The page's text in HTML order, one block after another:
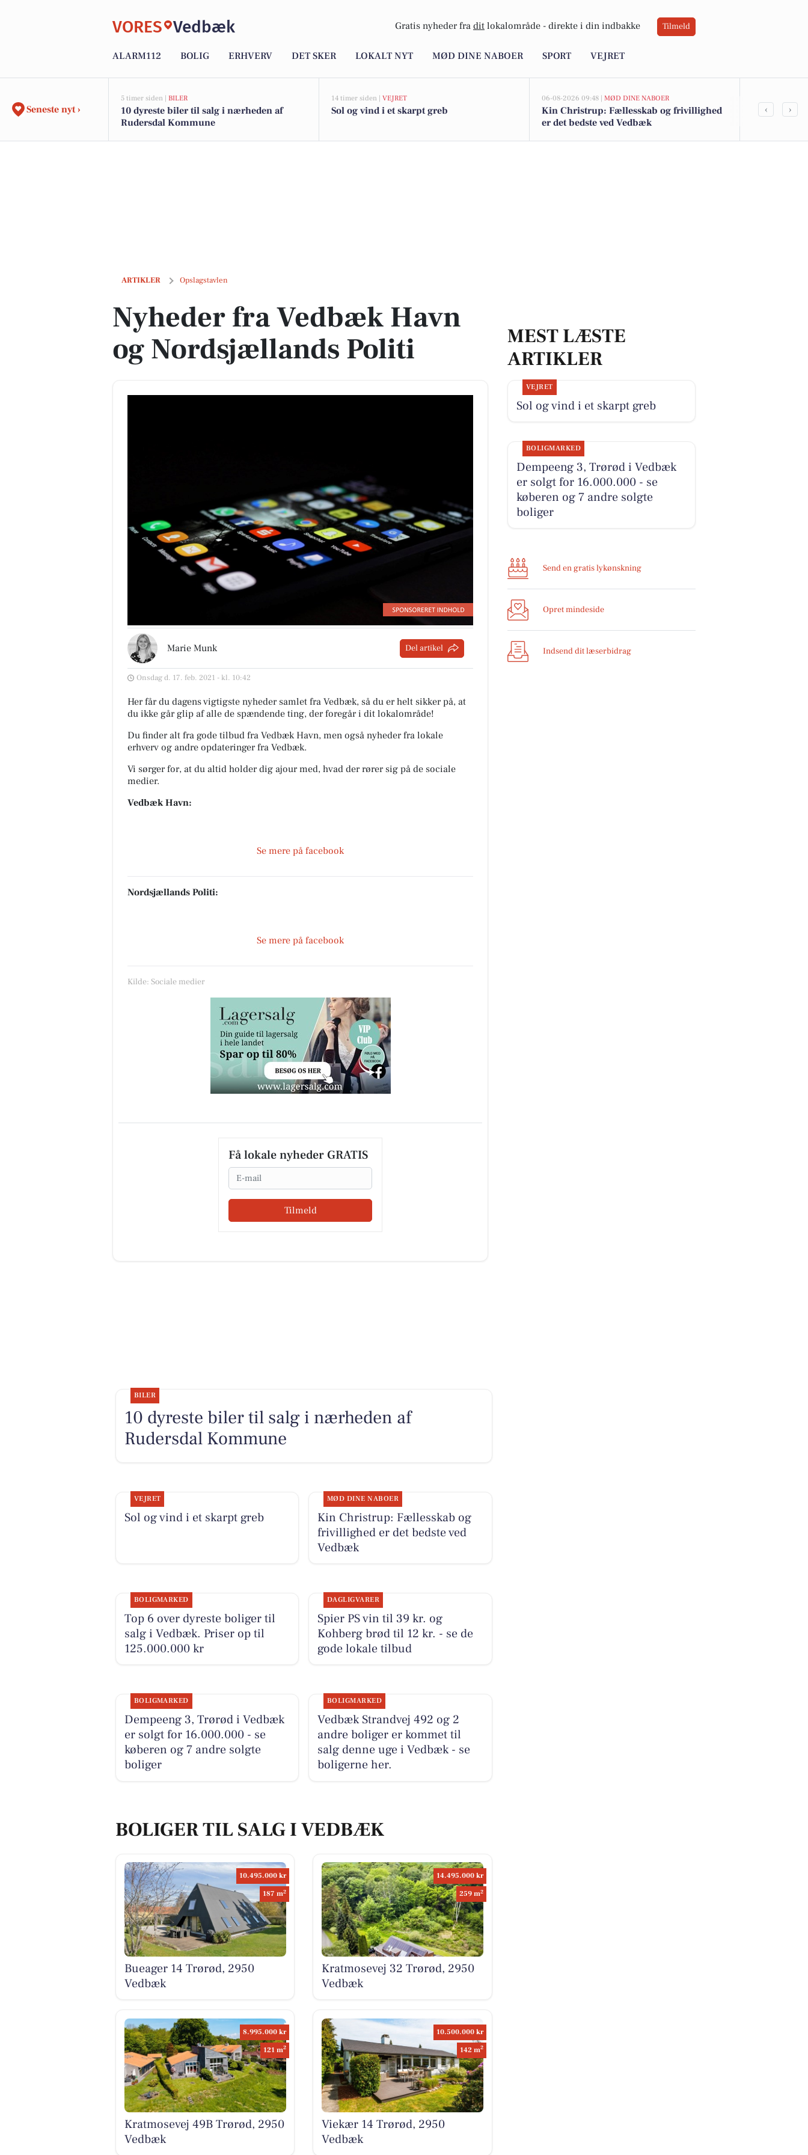
VORES Vedbæk Gratis nyheder fra dit lokalområde - direkte i din indbakke Tilmeld
ALARM112 BOLIG ERHVERV DET SKER LOKALT NYT MØD DINE NABOER SPORT VEJRET
Seneste nyt ›
5 timer siden | BILER
10 dyreste biler til salg i nærheden af
Rudersdal Kommune
14 timer siden | VEJRET
Sol og vind i et skarpt greb
06-08-2026 09:48 | MØD DINE NABOER
Kin Christrup: Fællesskab og frivillighed
er det bedste ved Vedbæk
Top 6 over
‹ ›
ARTIKLER Opslagstavlen
Nyheder fra Vedbæk Havn og Nordsjællands Politi
Nyheder fra Vedbæk Havn
og Nordsjællands Politi
Marie Munk Del artikel
Onsdag d. 17. feb. 2021 - kl. 10:42
Her får du dagens vigtigste nyheder samlet fra Vedbæk, så du er helt sikker på, at
du ikke går glip af alle de spændende ting, der foregår i dit lokalområde!
Du finder alt fra gode tilbud fra Vedbæk Havn, men også nyheder fra lokale
erhverv og andre opdateringer fra Vedbæk.
Vi sørger for, at du altid holder dig ajour med, hvad der rører sig på de sociale
medier.
Vedbæk Havn:
Se mere på facebook
Nordsjællands Politi:
Se mere på facebook
Kilde: Sociale medier
Få lokale nyheder GRATIS
Email
Tilmeld
MEST LÆSTE
ARTIKLER
VEJRET
Sol og vind i et skarpt greb
BOLIGMARKED
Dempeeng 3, Trørød i Vedbæk
er solgt for 16.000.000 - se
køberen og 7 andre solgte
boliger
Send en gratis lykønskning
Opret mindeside
Indsend dit læserbidrag
BILER
10 dyreste biler til salg i nærheden af
Rudersdal Kommune
VEJRET
Sol og vind i et skarpt greb
MØD DINE NABOER
Kin Christrup: Fællesskab og
frivillighed er det bedste ved
Vedbæk
BOLIGMARKED
Top 6 over dyreste boliger til
salg i Vedbæk. Priser op til
125.000.000 kr
DAGLIGVARER
Spier PS vin til 39 kr. og
Kohberg brød til 12 kr. - se de
gode lokale tilbud
BOLIGMARKED
Dempeeng 3, Trørød i Vedbæk
er solgt for 16.000.000 - se
køberen og 7 andre solgte
boliger
BOLIGMARKED
Vedbæk Strandvej 492 og 2
andre boliger er kommet til
salg denne uge i Vedbæk - se
boligerne her.
BOLIGER TIL SALG I VEDBÆK
10.495.000 kr
187 m2
Bueager 14 Trørød, 2950
Vedbæk
14.495.000 kr
259 m2
Kratmosevej 32 Trørød, 2950
Vedbæk
8.995.000 kr
121 m2
Kratmosevej 49B Trørød, 2950
Vedbæk
10.500.000 kr
142 m2
Viekær 14 Trørød, 2950
Vedbæk